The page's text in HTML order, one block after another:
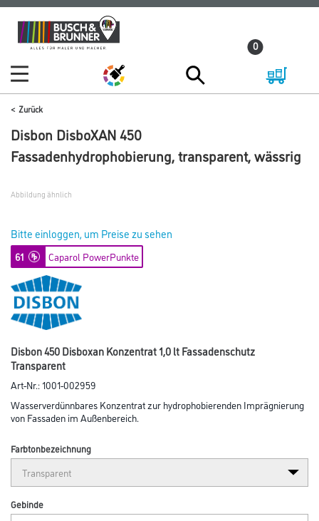
Zum
Inhalt
Zum
Navigationsmenü
0
Zurück
Disbon DisboXAN 450
Fassadenhydrophobierung, transparent, wässrig
Abbildung ähnlich
Bitte einloggen, um Preise zu sehen
61 Caparol PowerPunkte
Disbon 450 Disboxan Konzentrat 1,0 lt Fassadenschutz
Transparent
Art-Nr.:1001-002959
Wasserverdünnbares Konzentrat zur hydrophobierenden Imprägnierung
von Fassaden im Außenbereich.
Farbtonbezeichnung
Gebinde